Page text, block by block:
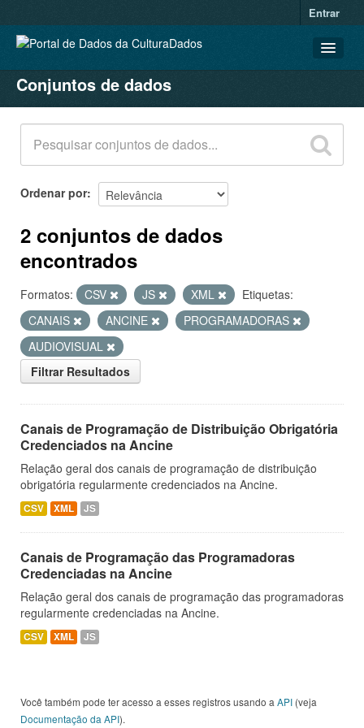
Entrar
CONJUNTOS DE DADOS
ORGANIZAÇÕES
GRUPOS
SOBRE
Conjuntos de dados
Ordenar por
2 conjuntos de dados
encontrados
Formatos: CSV JS XML
Etiquetas:
CANAIS
ANCINE
PROGRAMADORAS
AUDIOVISUAL
Filtrar Resultados
Canais de Programação de Distribuição Obrigatória
Credenciados na Ancine
Relação geral dos canais de programação de distribuição
obrigatória regularmente credenciados na Ancine.
CSV XML JS
Canais de Programação das Programadoras
Credenciadas na Ancine
Relação geral dos canais de programação das programadoras
regularmente credenciadas na Ancine.
CSV XML JS
Você também pode ter acesso a esses registros usando a API (veja
Documentação da API).